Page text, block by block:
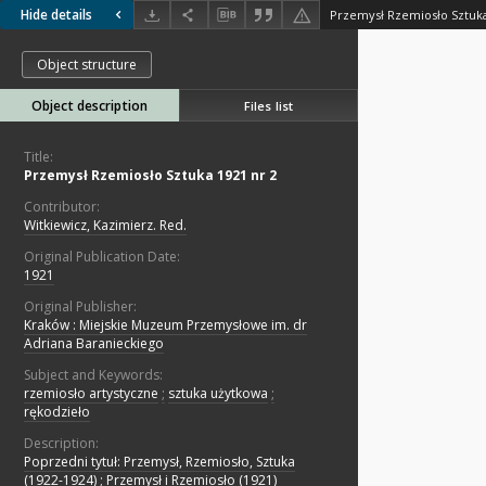
Hide details Przemysł Rzemiosło
Object structure
Object description Files list
Title:
Przemysł Rzemiosło Sztuka 1921 nr 2
Contributor:
Witkiewicz, Kazimierz. Red.
Original Publication Date:
1921
Original Publisher:
Kraków : Miejskie Muzeum Przemysłowe im. dr
Adriana Baranieckiego
Subject and Keywords:
rzemiosło artystyczne ; sztuka użytkowa ;
rękodzieło
Description:
Poprzedni tytuł: Przemysł, Rzemiosło, Sztuka
(1922-1924) ; Przemysł i Rzemiosło (1921)